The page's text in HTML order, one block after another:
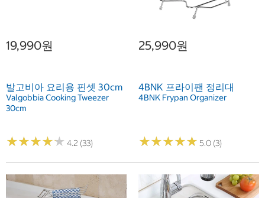
19,990원
발고비아 요리용 핀셋 30cm
Valgobbia Cooking Tweezer
30cm
★★★★★
★★★★★ 4.2 (33)
25,990원
4BNK 프라이팬 정리대
4BNK Frypan Organizer
★★★★★
★★★★★ 5.0 (3)